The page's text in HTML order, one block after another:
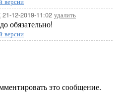
21-12-2019-11:02 удалить
обязательно!
версии
это сообщение.